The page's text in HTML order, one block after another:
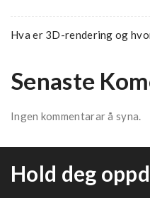
Hva er 3D-rendering og
Senaste
Ingen kommentarar å syna.
Hold deg